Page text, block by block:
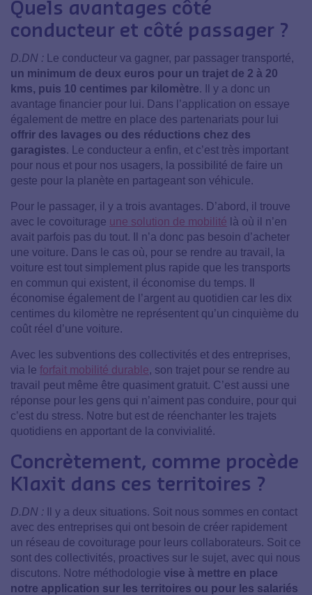
Quels avantages côté
conducteur et côté passager ?
D.DN :
Le conducteur va gagner, par passager transporté,
un minimum de deux euros pour un trajet de 2 à 20
kms, puis 10 centimes par kilomètre. Il y a donc un
avantage financier pour lui. Dans l’application on essaye
également de mettre en place des partenariats pour lui
offrir des lavages ou des réductions chez des
garagistes. Le conducteur a enfin, et c’est très important
pour nous et pour nos usagers, la possibilité de faire un
geste pour la planète en partageant son véhicule.
Pour le passager, il y a trois avantages. D’abord, il trouve
avec le covoiturage une solution de mobilité là où il n’en
avait parfois pas du tout. Il n’a donc pas besoin d’acheter
une voiture. Dans le cas où, pour se rendre au travail, la
voiture est tout simplement plus rapide que les transports
en commun qui existent, il économise du temps. Il
économise également de l’argent au quotidien car les dix
centimes du kilomètre ne représentent qu’un cinquième du
coût réel d’une voiture.
Avec les subventions des collectivités et des entreprises,
via le forfait mobilité durable, son trajet pour se rendre au
travail peut même être quasiment gratuit. C’est aussi une
réponse pour les gens qui n’aiment pas conduire, pour qui
c’est du stress. Notre but est de réenchanter les trajets
quotidiens en apportant de la convivialité.
Concrètement, comme procède
Klaxit dans ces territoires ?
D.DN :
Il y a deux situations. Soit nous sommes en contact
avec des entreprises qui ont besoin de créer rapidement
un réseau de covoiturage pour leurs collaborateurs. Soit ce
sont des collectivités, proactives sur le sujet, avec qui nous
discutons. Notre méthodologie vise à mettre en place
notre application sur les territoires ou pour les salariés